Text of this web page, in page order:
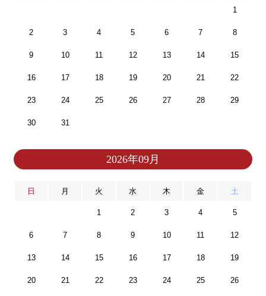
1
2 3 4 5 6 7 8
9 10 11 12 13 14 15
16 17 18 19 20 21 22
23 24 25 26 27 28 29
30 31
2026年09月
日 月 火 水 木 金 土
1 2 3 4 5
6 7 8 9 10 11 12
13 14 15 16 17 18 19
20 21 22 23 24 25 26